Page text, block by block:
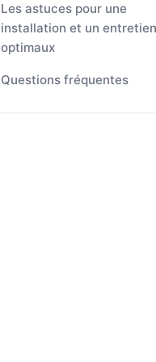
Les astuces pour une
installation et un entretien
optimaux
Questions fréquentes